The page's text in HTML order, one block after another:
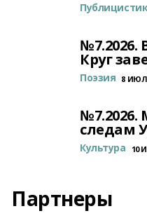
№7.2026.
Круг
Поэзия 8
№7.2026.
следам
Культура 10
Партнеры